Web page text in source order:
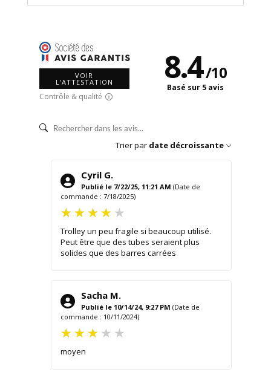
VOIR
L'ATTESTATION
Contrôle & qualité
8.4/10
Basé sur 5 avis
Trier par date décroissante
Cyril G.
Publié le 7/22/25, 11:21 AM (Date de
commande : 7/18/2025)
Trolley un peu fragile si beaucoup utilisé.
Peut être que des tubes seraient plus
solides que des barres carrées
Sacha M.
Publié le 10/14/24, 9:27 PM (Date de
commande : 10/11/2024)
moyen